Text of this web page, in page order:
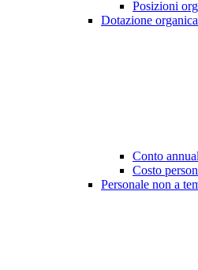
Posizioni
Dotazione organica
Conto
Costo
Personale non a